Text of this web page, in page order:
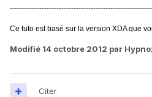
Ce tuto est basé sur la version XDA que
Modifié 14 octobre 2012 par
Citer